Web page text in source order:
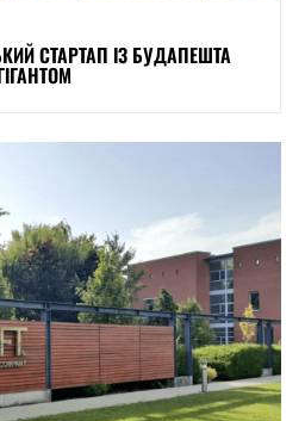
СТАРТАП ІЗ БУДАПЕШТА